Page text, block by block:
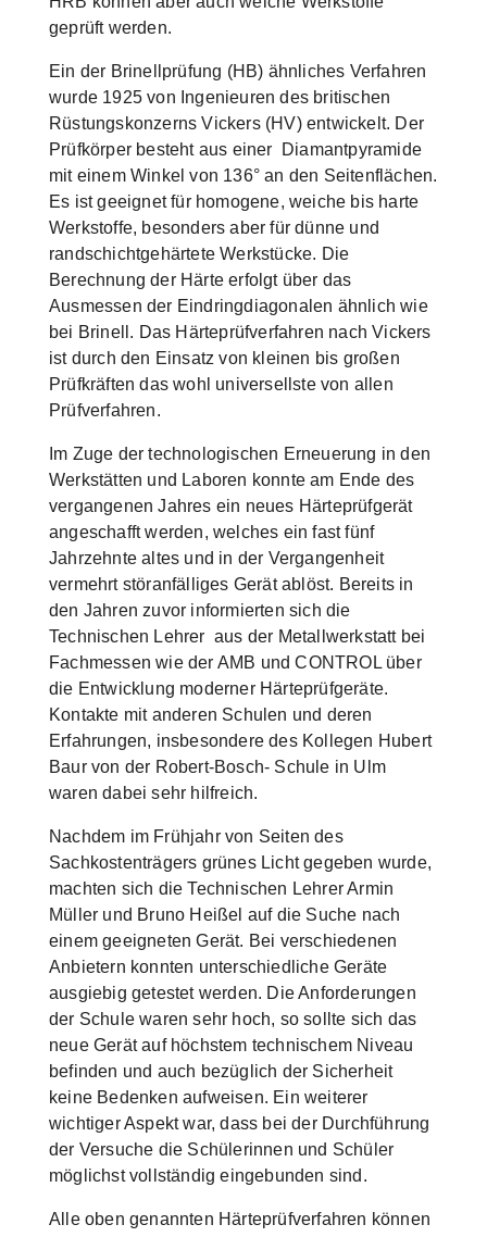
geprüft werden.
Ein der Brinellprüfung (HB) ähnliches Verfahren
wurde 1925 von Ingenieuren des britischen
Rüstungskonzerns Vickers (HV) entwickelt. Der
Prüfkörper besteht aus einer Diamantpyramide
mit einem Winkel von 136° an den Seitenflächen.
Es ist geeignet für homogene, weiche bis harte
Werkstoffe, besonders aber für dünne und
randschichtgehärtete Werkstücke. Die
Berechnung der Härte erfolgt über das
Ausmessen der Eindringdiagonalen ähnlich wie
bei Brinell. Das Härteprüfverfahren nach Vickers
ist durch den Einsatz von kleinen bis großen
Prüfkräften das wohl universellste von allen
Prüfverfahren.
Im Zuge der technologischen Erneuerung in den
Werkstätten und Laboren konnte am Ende des
vergangenen Jahres ein neues Härteprüfgerät
angeschafft werden, welches ein fast fünf
Jahrzehnte altes und in der Vergangenheit
vermehrt störanfälliges Gerät ablöst. Bereits in
den Jahren zuvor informierten sich die
Technischen Lehrer aus der Metallwerkstatt bei
Fachmessen wie der AMB und CONTROL über
die Entwicklung moderner Härteprüfgeräte.
Kontakte mit anderen Schulen und deren
Erfahrungen, insbesondere des Kollegen Hubert
Baur von der Robert-Bosch- Schule in Ulm
waren dabei sehr hilfreich.
Nachdem im Frühjahr von Seiten des
Sachkostenträgers grünes Licht gegeben wurde,
machten sich die Technischen Lehrer Armin
Müller und Bruno Heißel auf die Suche nach
einem geeigneten Gerät. Bei verschiedenen
Anbietern konnten unterschiedliche Geräte
ausgiebig getestet werden. Die Anforderungen
der Schule waren sehr hoch, so sollte sich das
neue Gerät auf höchstem technischem Niveau
befinden und auch bezüglich der Sicherheit
keine Bedenken aufweisen. Ein weiterer
wichtiger Aspekt war, dass bei der Durchführung
der Versuche die Schülerinnen und Schüler
möglichst vollständig eingebunden sind.
Alle oben genannten Härteprüfverfahren können